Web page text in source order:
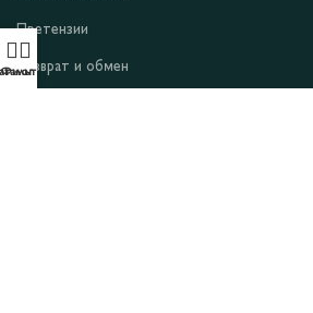
Претензии
Возврат и обмен
Фильтры